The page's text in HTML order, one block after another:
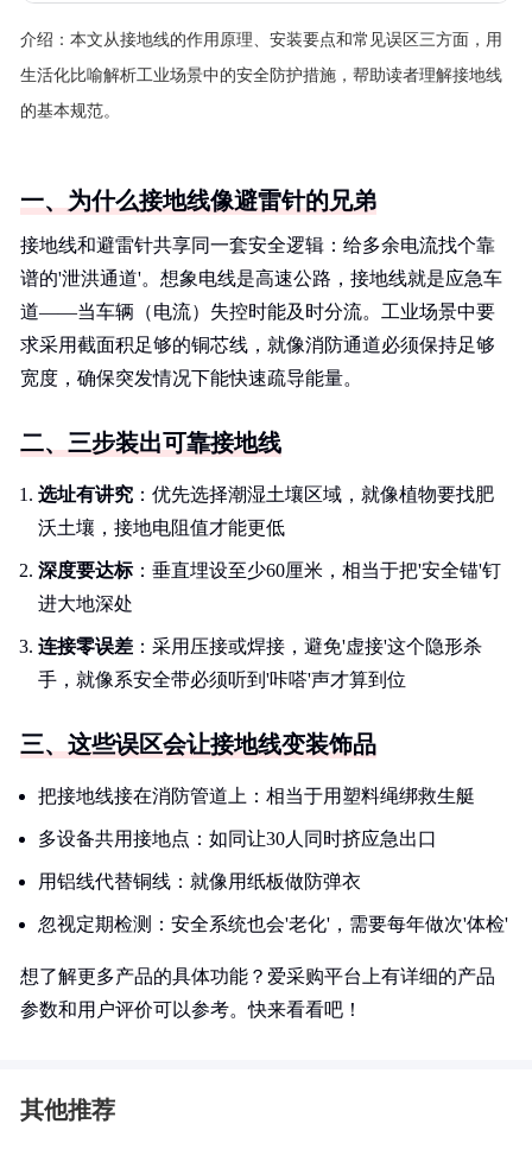
介绍： 本文从接地线的作用原理、安装要点和常见误区三方面，用
生活化比喻解析工业场景中的安全防护措施，帮助读者理解接地线
的基本规范。
一、为什么接地线像避雷针的兄弟
接地线和避雷针共享同一套安全逻辑：给多余电流找个靠
谱的'泄洪通道'。想象电线是高速公路，接地线就是应急车
道——当车辆（电流）失控时能及时分流。工业场景中要
求采用截面积足够的铜芯线，就像消防通道必须保持足够
宽度，确保突发情况下能快速疏导能量。
二、三步装出可靠接地线
选址有讲究 ：优先选择潮湿土壤区域，就像植物要找肥
沃土壤，接地电阻值才能更低
深度要达标：垂直埋设至少60厘米，相当于把'安全锚'钉
进大地深处
连接零误差 ：采用压接或焊接，避免'虚接'这个隐形杀
手，就像系安全带必须听到'咔嗒'声才算到位
三、这些误区会让接地线变装饰品
把接地线接在消防管道上：相当于用塑料绳绑救生艇
多设备共用接地点：如同让30人同时挤应急出口
用铝线代替铜线：就像用纸板做防弹衣
忽视定期检测：安全系统也会'老化'，需要每年做次'体检'
想了解更多产品的具体功能？爱采购平台上有详细的产品
参数和用户评价可以参考。快来看看吧！
其他推荐